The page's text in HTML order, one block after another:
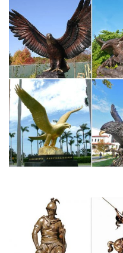
подарки!Картины
для спиртного. Садовые
Купить собачек гжель
магазине…
Главное направление
года гжель. Предлагаем
собаки.У нас в наличии
гжельские и цветные
шкатулки.
Статуэтки Собак. Символ
купить…
государственной
юридического статуса
предпринимателя.
Сувениры в виде статуэтки